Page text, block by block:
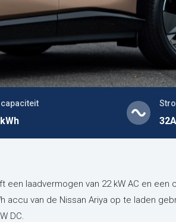
een laadvermogen van 22 kW AC en een
accu van de Nissan Ariya op te laden
DC.